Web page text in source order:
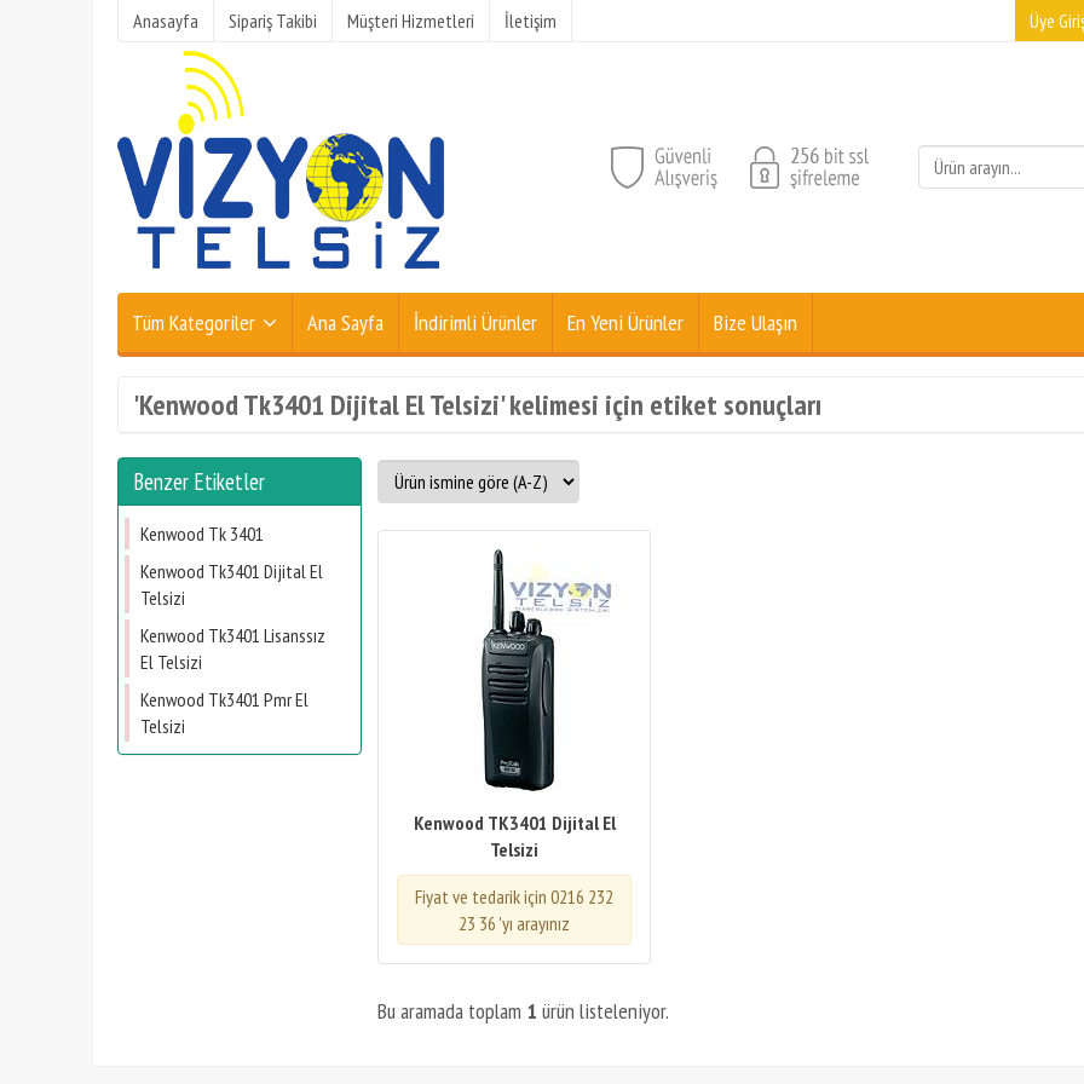
Anasayfa Sipariş Takibi Müşteri Hizmetleri İletişim Üye
Tüm Kategoriler Ana Sayfa İndirimli Ürünler En Yeni Ürünler Bize Ulaşın
'Kenwood Tk3401 Dijital El Telsizi' kelimesi için etiket sonuçları
Benzer Etiketler
Kenwood Tk 3401
Kenwood Tk3401 Dijital El
Telsizi
Kenwood Tk3401 Lisanssız
El Telsizi
Kenwood Tk3401 Pmr El
Telsizi
Kenwood TK3401 Dijital El
Telsizi
Fiyat ve tedarik için 0216 232
23 36 'yı arayınız
Bu aramada toplam 1 ürün listeleniyor.